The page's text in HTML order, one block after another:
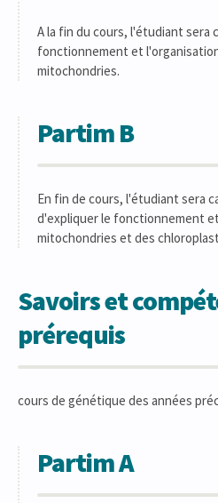
A la fin du cours, l'étudiant sera
fonctionnement et
mitochondries.
Partim B
En fin de cours, l'étudiant sera
d'expliquer le fonctionnement
mitochondries et des
Savoirs et
prérequis
cours de génétique des années
Partim A